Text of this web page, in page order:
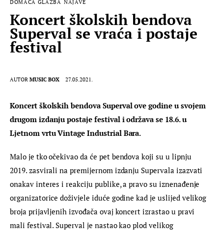
DOMAĆA GLAZBA NAJAVE
Koncert školskih bendova
Superval se vraća i postaje
festival
AUTOR MUSIC BOX 27.05.2021.
Koncert školskih bendova Superval ove godine u svojem
drugom izdanju postaje festival i održava se 18.6. u
Ljetnom vrtu Vintage Industrial Bara.
Malo je tko očekivao da će pet bendova koji su u lipnju
2019. zasvirali na premijernom izdanju Supervala izazvati
onakav interes i reakciju publike, a pravo su iznenađenje
organizatorice doživjele iduće godine kad je uslijed velikog
broja prijavljenih izvođača ovaj koncert izrastao u pravi
mali festival. Superval je nastao kao plod velikog